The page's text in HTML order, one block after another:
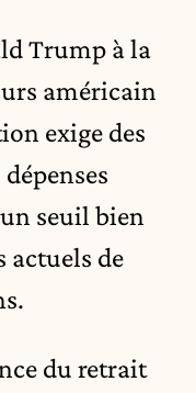
Trump à la
américain
exige des
seuil bien
actuels de
du retrait